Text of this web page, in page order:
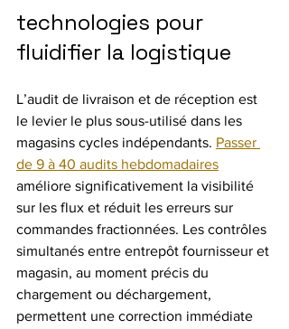
technologies pour
fluidifier la logistique
L’audit de livraison et de réception est
le levier le plus sous-utilisé dans les
magasins cycles indépendants. Passer
de 9 à 40 audits hebdomadaires
améliore significativement la visibilité
sur les flux et réduit les erreurs sur
commandes fractionnées. Les contrôles
simultanés entre entrepôt fournisseur et
magasin, au moment précis du
chargement ou déchargement,
permettent une correction immédiate